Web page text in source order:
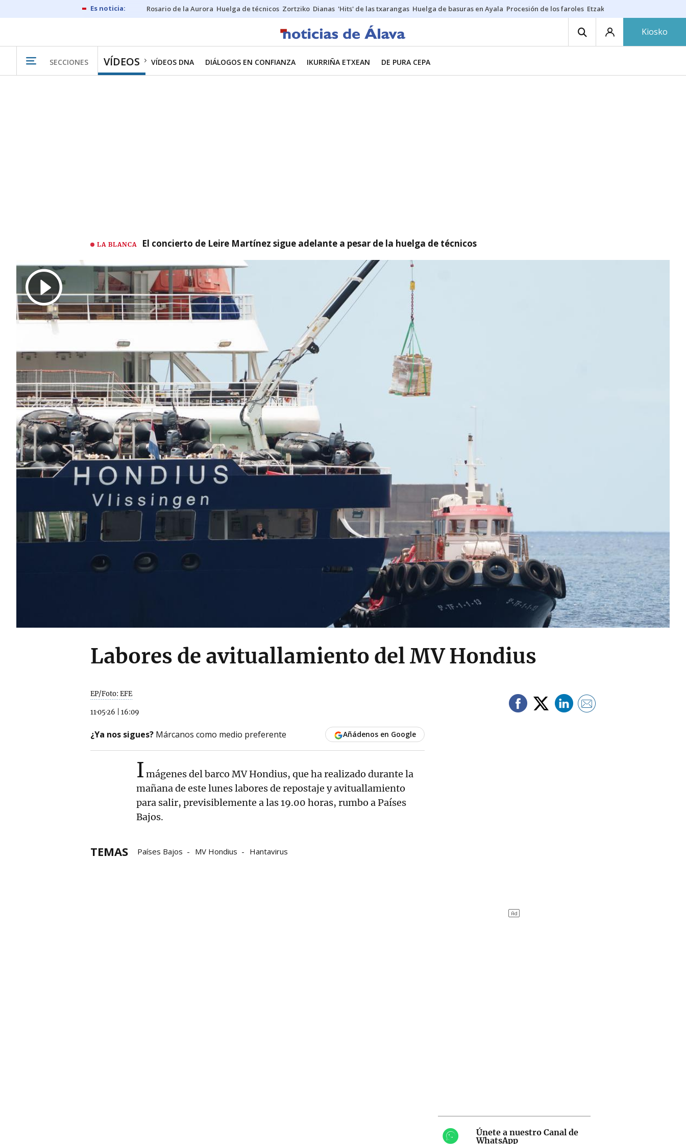
Rosario de la Aurora Huelga de técnicos Zortziko Dianas 'Hits' de las txarangas Huelga de basuras en Ayala Procesión de los faroles Etzakit
Kiosko
SECCIONES VÍDEOS VÍDEOS DNA DIÁLOGOS EN CONFIANZA IKURRIÑA ETXEAN DE PURA CEPA
LA BLANCA El concierto de Leire Martínez sigue adelante a pesar de la huelga de técnicos
Labores de avituallamiento del MV Hondius
EP/Foto: EFE
11·05·26 16:09
¿Ya nos sigues? Márcanos como medio preferente Añádenos en Google
I mágenes del barco MV Hondius, que ha realizado durante la
mañana de este lunes labores de repostaje y avituallamiento
para salir, previsiblemente a las 19.00 horas, rumbo a Países
Bajos.
TEMAS Países Bajos MV Hondius Hantavirus
Únete a nuestro Canal de
WhatsApp